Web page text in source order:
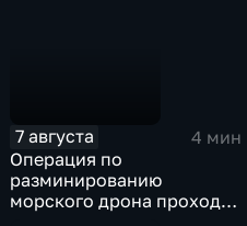
7 августа
4 мин
Операция по
разминированию
морского дрона проходит